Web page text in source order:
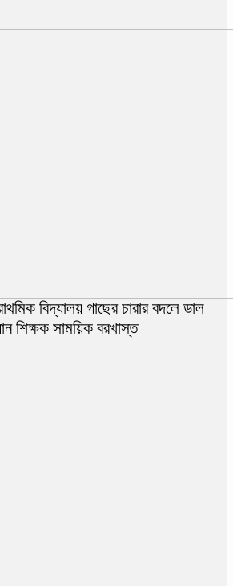
বিদ্যালয় গাছের চারার বদলে ডাল
শিক্ষক সাময়িক বরখাস্ত